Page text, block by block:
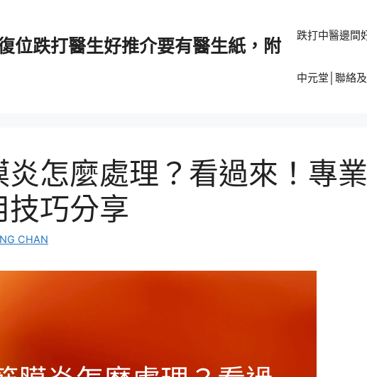
位跌打醫生好推介要有醫生紙，附
跌打中醫邊間
中元堂│聯絡
炎怎麼處理？看過來！專
技巧分享
CHAN